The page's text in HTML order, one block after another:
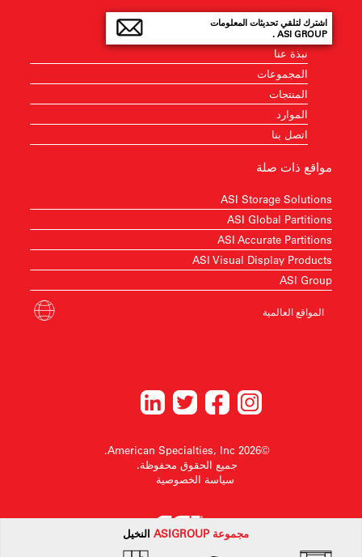
مجموعة GROUP النخيل
اشترك لتلقي تحديثات المعلومات
ASI GROUP .
نبذة عنا
المجموعات
المنتجات
الموارد
اتصل بنا
مواقع ذات صلة
ASI Storage Solutions
ASI Global Partitions
ASI Accurate Partitions
ASI Visual Display Products
ASI Group
المواقع العالمية
©2026 American Specialties, Inc.
جميع الحقوق محفوظة.
سياسة الخصوصية